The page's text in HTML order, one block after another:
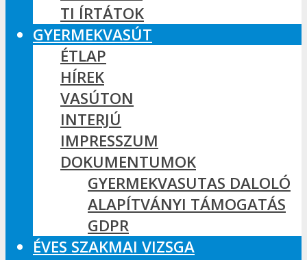
TI ÍRTÁTOK
GYERMEKVASÚT
ÉTLAP
HÍREK
VASÚTON
INTERJÚ
IMPRESSZUM
DOKUMENTUMOK
GYERMEKVASUTAS DALOLÓ
ALAPÍTVÁNYI TÁMOGATÁS
GDPR
ÉVES SZAKMAI VIZSGA